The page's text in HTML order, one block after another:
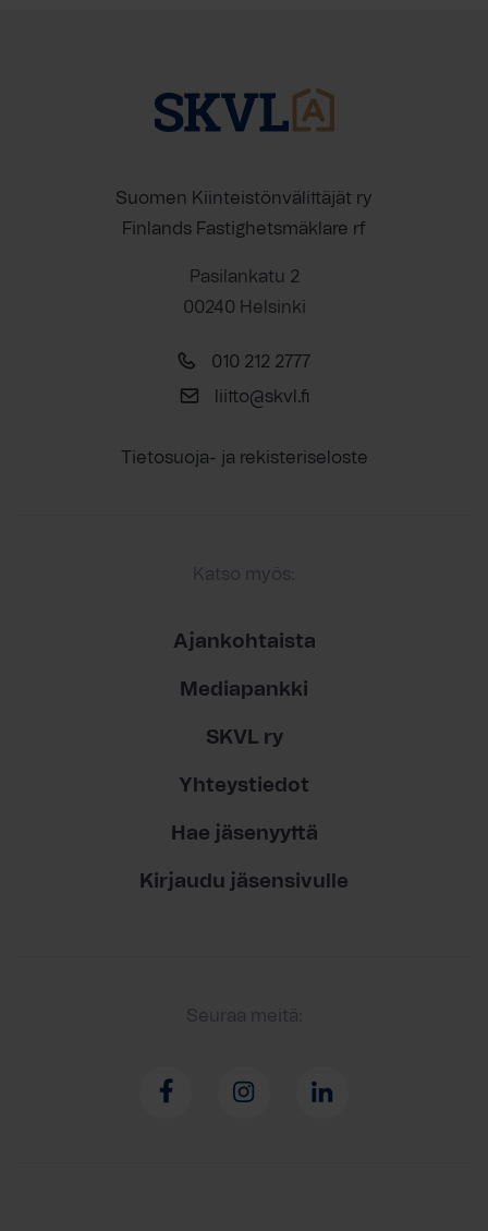
Suomen Kiinteistönvälittäjät ry
Finlands Fastighetsmäklare rf
Pasilankatu 2
00240 Helsinki
010 212 2777
liitto@skvl.fi
Tietosuoja- ja rekisteriseloste
Katso myös:
Ajankohtaista
Mediapankki
SKVL ry
Yhteystiedot
Hae jäsenyyttä
Kirjaudu jäsensivulle
Seuraa meitä: